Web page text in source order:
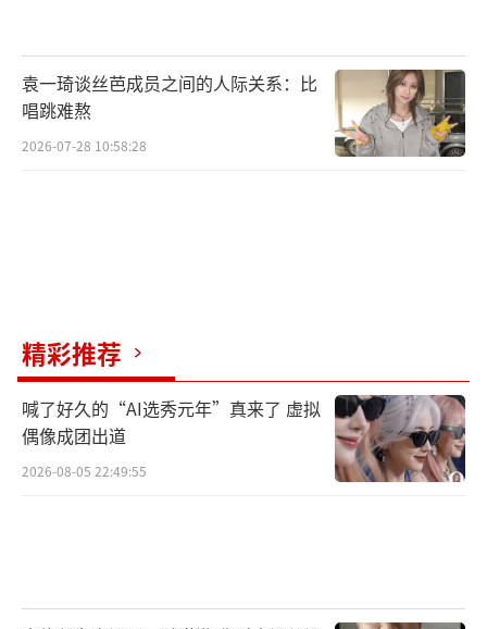
相较于第一部稍显稚嫩的赵甲第学生时
代，如今第二部的故事则更强调了在当下时代
变迁过程中，几代人尤其是青年们如何实现个
人理想和自我超越。在危机四伏的商海浮沉，
的力量。
作为优酷的重点项目，平台在此次的内容
创作、团队配置、宣传推广和站内排面倾斜上
给予了大力支持，深信撬动观众注意力的杠杆
是优质的故事、过硬的品质。制作方及出品方
袁一琦谈丝芭成员之间的人际关系：比
唱跳难熬
2026-07-28 10:58:28
精彩推荐
喊了好久的“AI选秀元年”真来了 虚拟
偶像成团出道
2026-08-05 22:49:55